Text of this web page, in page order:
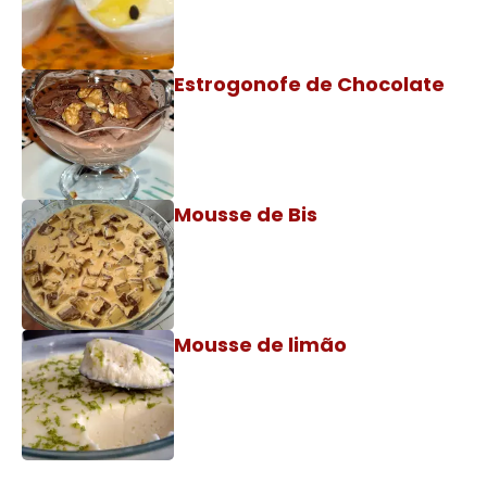
Estrogonofe de Chocolate
Mousse de Bis
Mousse de limão